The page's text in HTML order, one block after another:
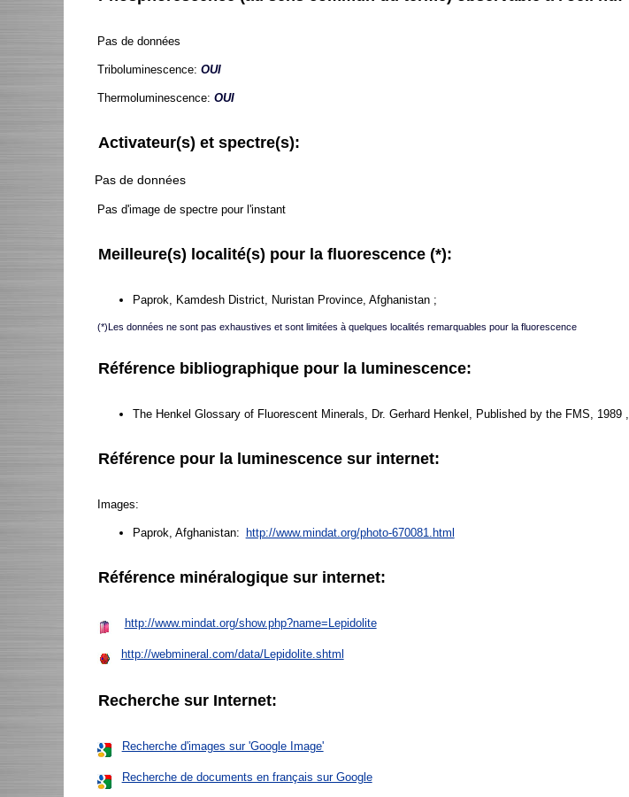
Pas de données
Triboluminescence:OUI
Thermoluminescence:OUI
Activateur(s) et spectre(s):
Pas de données
Pas d'image de spectre pour l'instant
Meilleure(s) localité(s) pour la fluorescence (*):
Paprok, Kamdesh District, Nuristan Province, Afghanistan ;
(*)Les données ne sont pas exhaustives et sont limitées à quelques localités remarquables pour la fluorescence
Référence bibliographique pour la luminescence:
The Henkel Glossary of Fluorescent Minerals, Dr. Gerhard Henkel, Published by the FMS, 1989 ,
Référence pour la luminescence sur internet:
Images:
Paprok, Afghanistan: http://www.mindat.org/photo-670081.html
Référence minéralogique sur internet:
http://www.mindat.org/show.php?name=Lepidolite
http://webmineral.com/data/Lepidolite.shtml
Recherche sur Internet:
Recherche d'images sur 'Google Image'
Recherche de documents en français sur Google